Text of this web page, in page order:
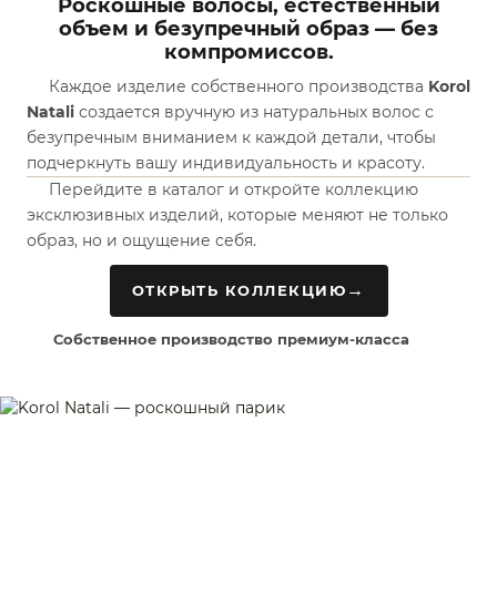
Роскошные волосы, естественный
объем и безупречный образ — без
компромиссов.
Каждое изделие собственного производства Korol
Natali создается вручную из натуральных волос с
безупречным вниманием к каждой детали, чтобы
подчеркнуть вашу индивидуальность и красоту.
Перейдите в каталог и откройте коллекцию
эксклюзивных изделий, которые меняют не только
образ, но и ощущение себя.
ОТКРЫТЬ КОЛЛЕКЦИЮ →
Собственное производство премиум-класса